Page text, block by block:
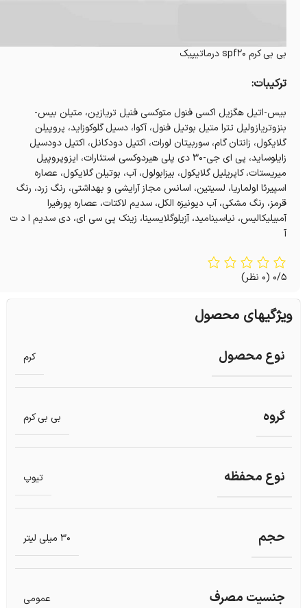
بی بی کرم spf20 درماتیپیک
ترکیبات:
بیس-اتیل هگزیل اکسی فنول متوکسی فنیل تریازین، متیلن بیس-
بنزوتریازولیل تترا متیل بوتیل فنول، آکوا، دسیل گلوکوزاید، پروپیلن
گلایکول، زانتان گام، سوربیتان لورات، اکتیل دودکانل، اکتیل دودسیل
زایلوساید، پی ای جی-۳۰ دی پلی هیردوکسی استئارات، ایزوپروپیل
میریستات، کاپریلیل گلایکول، بیزابولول، آب، بوتیلن گلایکول، عصاره
اسپیرئا اولماریا، لسیتین، اسانس مجاز آرایشی و بهداشتی، رنگ زرد، رنگ
قرمز، رنگ مشکی، آب دیونیزه الکل، سدیم لاکتات، عصاره پورفیرا
آمبیلیکالیس، نیاسینامید، آزیلوگلایسینا، زینک پی سی ای، دی سدیم ا د ت
آ
0/5 (0 نظر)
ویژگیهای محصول
نوع محصول کرم
گروه بی بی کرم
نوع محفظه تیوپ
حجم 30 میلی لیتر
جنسیت مصرف عمومی